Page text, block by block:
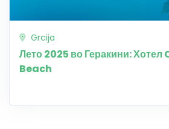
Grcija
Лето 2025 во Геракини:
Beach